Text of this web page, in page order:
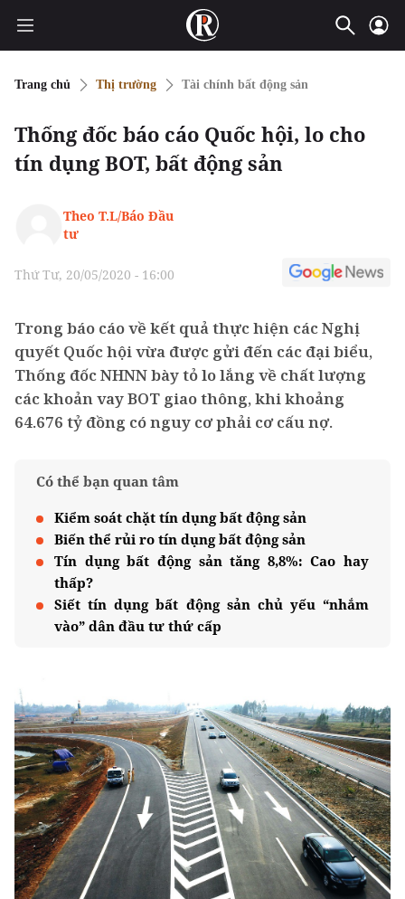
Trang chủ Thị trường Tài chính bất động sản
Thống đốc báo cáo Quốc hội, lo cho
tín dụng BOT, bất động sản
Theo T.L/Báo Đầu
tư
Thứ Tư, 20/05/2020 - 16:00
Trong báo cáo về kết quả thực hiện các Nghị
quyết Quốc hội vừa được gửi đến các đại biểu,
Thống đốc NHNN bày tỏ lo lắng về chất lượng
các khoản vay BOT giao thông, khi khoảng
64.676 tỷ đồng có nguy cơ phải cơ cấu nợ.
Có thể bạn quan tâm
Kiểm soát chặt tín dụng bất động sản
Biến thể rủi ro tín dụng bất động sản
Tín dụng bất động sản tăng 8,8%: Cao hay
thấp?
Siết tín dụng bất động sản chủ yếu “nhắm
vào” dân đầu tư thứ cấp